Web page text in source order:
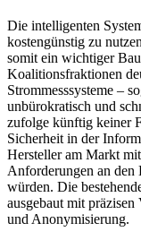
Die intelligenten
kostengünstig zu
somit ein wichtiger
Koalitionsfraktionen
Strommesssysteme –
unbürokratisch und
zufolge künftig keiner
Sicherheit in der
Hersteller am Markt
Anforderungen an den
würden. Die
ausgebaut mit
und Anonymisierung.